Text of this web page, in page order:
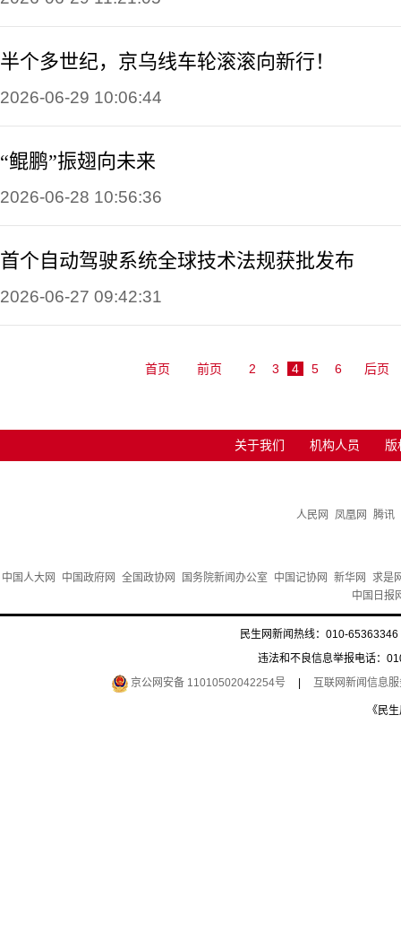
半个多世纪，京乌线车轮滚滚向新行！
2026-06-29 10:06:44
“鲲鹏”振翅向未来
2026-06-28 10:56:36
首个自动驾驶系统全球技术法规获批发布
2026-06-27 09:42:31
首页 前页 2 3 4 5 6 后页
关于我们 机构人员 版
人民网 凤凰网 腾讯
中国人大网 中国政府网 全国政协网 国务院新闻办公室 中国记协网 新华网
求是
中国日报
民生网新闻热线：010-
违法和不良信息举报电话：
京公网安备 11010502042254号
互联网新闻信息
《民